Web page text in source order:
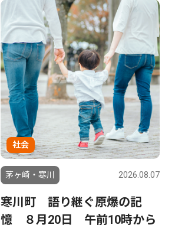
社会
茅ヶ崎・寒川 2026.08.07
寒川町 語り継ぐ原爆の記
憶 ８月20日 午前10時から